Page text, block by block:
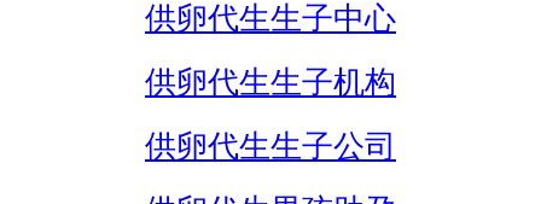
供卵代生生子中心
供卵代生生子机构
供卵代生生子公司